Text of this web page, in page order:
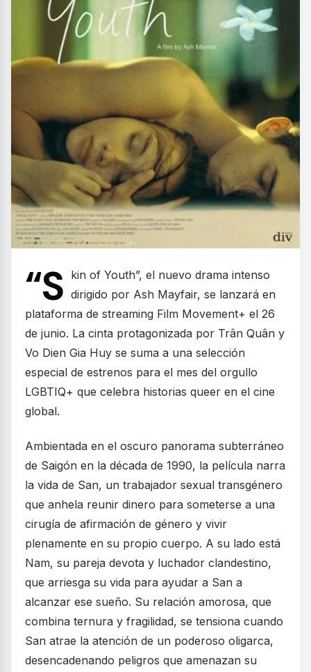
“S kin of Youth”, el nuevo drama intenso
dirigido por Ash Mayfair, se lanzará en
plataforma de streaming Film Movement+ el 26
de junio. La cinta protagonizada por Trân Quân y
Vo Dien Gia Huy se suma a una selección
especial de estrenos para el mes del orgullo
LGBTIQ+ que celebra historias queer en el cine
global.
Ambientada en el oscuro panorama subterráneo
de Saigón en la década de 1990, la película narra
la vida de San, un trabajador sexual transgénero
que anhela reunir dinero para someterse a una
cirugía de afirmación de género y vivir
plenamente en su propio cuerpo. A su lado está
Nam, su pareja devota y luchador clandestino,
que arriesga su vida para ayudar a San a
alcanzar ese sueño. Su relación amorosa, que
combina ternura y fragilidad, se tensiona cuando
San atrae la atención de un poderoso oligarca,
desencadenando peligros que amenazan su